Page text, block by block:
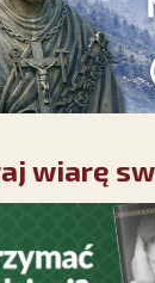
wiarę